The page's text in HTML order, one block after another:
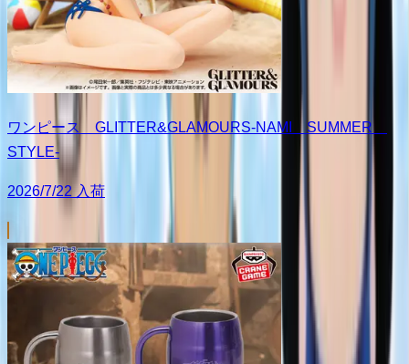
ワンピース GLITTER&GLAMOURS-NAMI SUMMER
STYLE-
2026/7/22 入荷